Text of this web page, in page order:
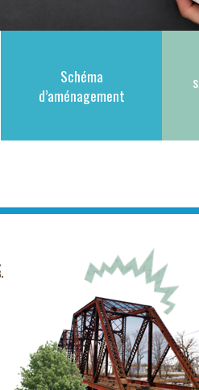
Schéma
d’aménagement